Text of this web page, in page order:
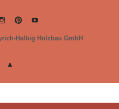
EYRICH-EYRICH-
Halbig Holzbau GmbH